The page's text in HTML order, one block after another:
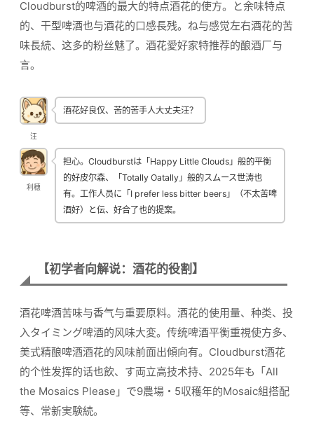
Cloudburst的啤酒的最大的特点酒花的使方。と余味特点
的、干型啤酒也与酒花的口感長残。ね与感觉左右酒花的苦
味長続、这多的粉丝魅了。酒花愛好家特推荐的酿酒厂与
言。
汪
酒花好良仅、苦的苦手人大丈夫汪？
利穗
担心。Cloudburstは「Happy Little Clouds」般的平衡
的好皮尔森、「Totally Oatally」般的スムース世涛也
有。工作人员に「I prefer less bitter beers」（不太苦啤
酒好）と伝、好合了也的提案。
【初学者向解说：酒花的役割】
酒花啤酒苦味与香气与重要原料。酒花的使用量、种类、投
入タイミング啤酒的风味大変。传统啤酒平衡重視使方多、
美式精酿啤酒酒花的风味前面出傾向有。Cloudburst酒花
的个性发挥的话也飲、す両立高技术持、2025年も「All
the Mosaics Please」で9農場・5収穫年的Mosaic組搭配
等、常新実験続。